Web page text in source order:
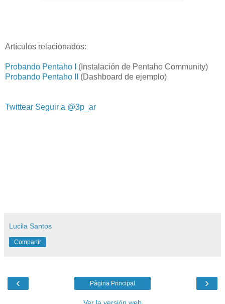
Artículos relacionados:
Probando Pentaho I
(Instalación de Pentaho Community)
Probando Pentaho II
(Dashboard de ejemplo)
Twittear Seguir a @3p_ar
Lucila Santos
Compartir
‹ ›
Página Principal